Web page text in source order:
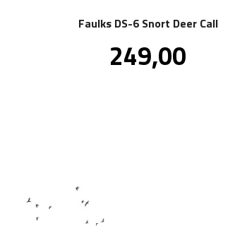
Faulks DS-6 Snort Deer Call
Pris
249,00